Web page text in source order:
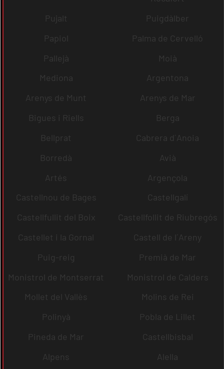
Pujalt
Puigdàlber
Papiol
Palma de Cervelló
Pallejà
Moià
Mediona
Argentona
Arenys de Munt
Arenys de Mar
Bigues i Riells
Berga
Bellprat
Cabrera d´Anoia
Borredà
Avià
Artés
Argençola
Castellnou de Bages
Castellgalí
Castellfullit del Boix
Castellfollit de Riubregós
Castellet i la Gornal
Castell de l´Areny
Puig-reig
Premià de Mar
Monistrol de Montserrat
Monistrol de Calders
Mollet del Vallès
Molins de Rei
Polinyà
Pobla de Lillet
Pineda de Mar
Castellbisbal
Alpens
Alella